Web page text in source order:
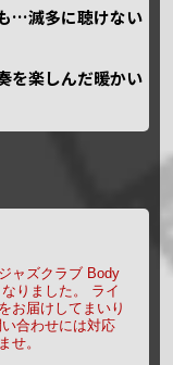
…滅多に聴けない
を楽しんだ暖かい
ャズクラブ Body
りました。
ライ
お届けしてまいり
合わせには対応
せ。